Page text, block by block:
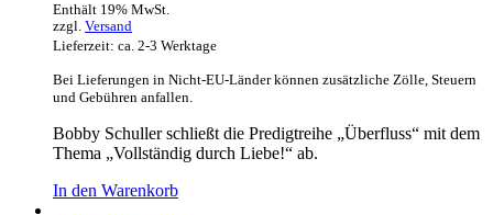
Enthält 19% MwSt.
zzgl. Versand
Lieferzeit: ca. 2-3 Werktage
Bei Lieferungen in Nicht-EU-Länder können zusätzliche Zölle, Steuern
und Gebühren anfallen.
Bobby Schuller schließt die Predigtreihe „Überfluss“ mit dem
Thema „Vollständig durch Liebe!“ ab.
In den Warenkorb